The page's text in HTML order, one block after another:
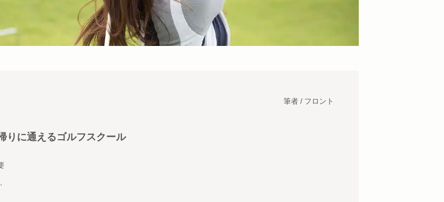
筆者 / フロント
りに通えるゴルフスクール